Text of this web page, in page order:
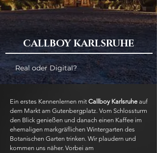
CALLBOY KARLSRUHE
Real oder Digital?
Ein erstes Kennenlernen mit Callboy Karlsruhe auf
dem Markt am Gutenbergplatz. Vom Schlossturm
den Blick genießen und danach einen Kaffee im
ehemaligen markgräflichen Wintergarten des
Botanischen Garten trinken. Wir plaudern und
kommen uns näher. Vorbei am